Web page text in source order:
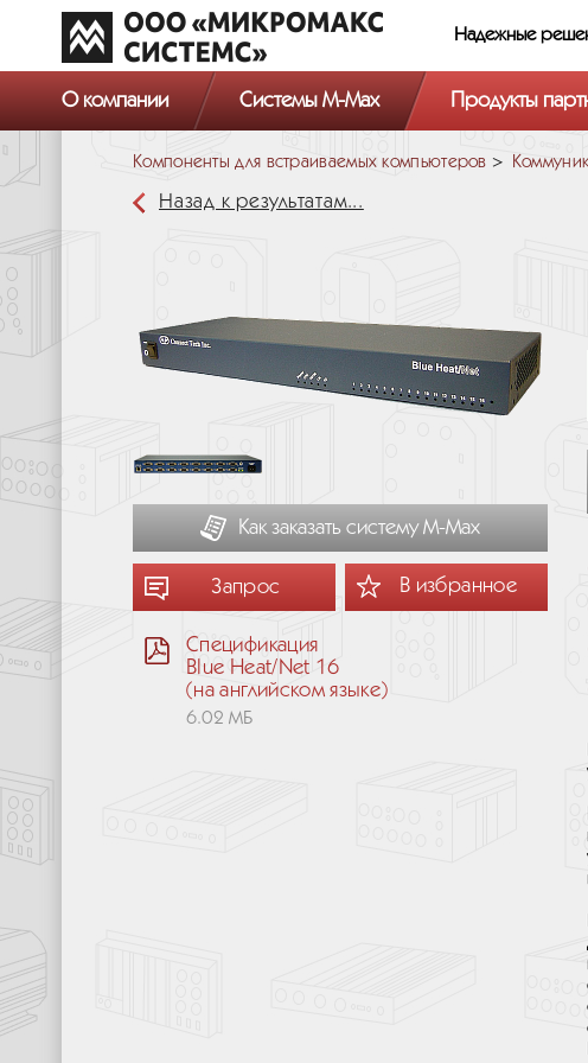
Надежные
О компании Системы M-Max Продукты
Компоненты для встраиваемых компьютеров
Назад к результатам...
Как заказать систему М-Мах
Запрос В избранное
Спецификация
Blue Heat/Net 16
(на английском языке)
6.02 МБ